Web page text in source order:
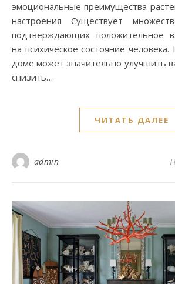
эмоциональные преимущества
настроения Существует
подтверждающих положительное
на психическое состояние
доме может значительно улучшить
снизить…
ЧИТАТЬ ДАЛЕЕ
admin